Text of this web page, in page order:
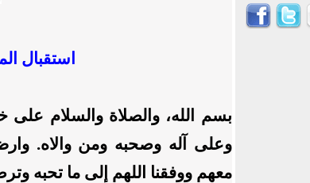
استقبال
بسم الله، والصلاة والسلام على
وعلى آله وصحبه ومن والاه. وارض
معهم ووفقنا اللهم إلى ما تحبه